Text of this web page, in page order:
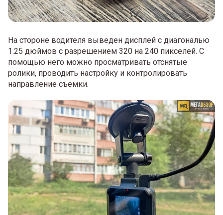
На стороне водителя выведен дисплей с диагональю
1.25 дюймов с разрешением 320 на 240 пикселей. С
помощью него можно просматривать отснятые
ролики, проводить настройку и контролировать
направление съемки.